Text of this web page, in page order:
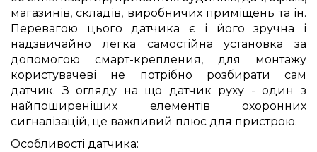
магазинів, складів, виробничих приміщень та ін.
Перевагою цього датчика є і його зручна і
надзвичайно легка самостійна установка за
допомогою смарт-крепления, для монтажу
користувачеві не потрібно розбирати сам
датчик. З огляду на що датчик руху - один з
найпоширеніших елементів охоронних
сигналізацій, це важливий плюс для пристрою.
Особливості датчика: